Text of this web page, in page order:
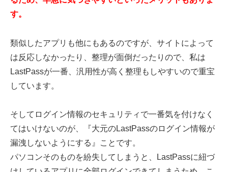
す。
類似したアプリも他にもあるのですが、サイトによって
は反応しなかったり、整理が面倒だったりので、私は
LastPassが一番、汎用性が高く整理もしやすいので重宝
しています。
そしてログイン情報のセキュリティで一番気を付けなく
てはいけないのが、『大元のLastPassのログイン情報が
漏洩しないようにする』ことです。
パソコンそのものを紛失してしまうと、LastPassに紐づ